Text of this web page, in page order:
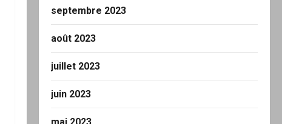
septembre 2023
août 2023
juillet 2023
juin 2023